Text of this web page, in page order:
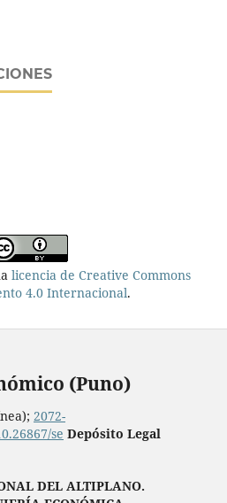
licencia de Creative Commons
4.0 Internacional.
(Puno)
2072-
se Depósito Legal
DEL ALTIPLANO.